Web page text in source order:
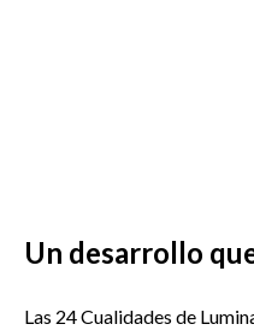
Un desarrollo
Las 24 Cualidades de